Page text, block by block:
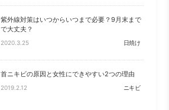
紫外線対策はいつからいつまで必要？9月末まで
で大丈夫？
2020.3.25 日焼け
首ニキビの原因と女性にできやすい2つの理由
2019.2.12 ニキビ